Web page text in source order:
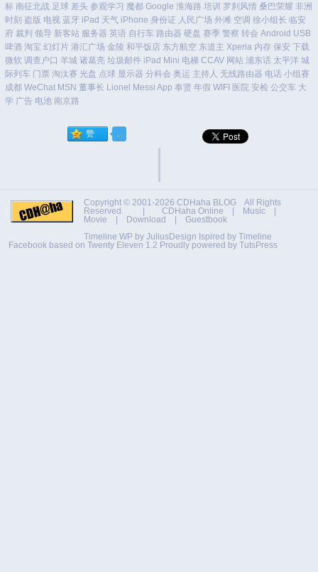
标 南征北战 足球 差头 参观学习 魔都 Google 淮海路 培训 罗刹风情 桑巴荣耀 非洲
时刻 盗版 电视 蓝牙 iPad 天气 iPhone 身份证 人民广场 外滩 空调 徐小组长 临安
府 裁判 领导 新客站 服务器 英语 自行车 路由器 硬盘 赛季 警察 转会 Android USB
啤酒 淘宝 幻灯片 港汇广场 金陵 和平饭店 东方航空 东道主 Xperia 内存 保安 下载
微软 调查户口 羊城 诸葛亮 垃圾邮件 iPad Mini 电梯 CCAV 网站 浦东话 太平洋 城
际列车 门票 淘汰赛 光盘 点球 显示器 分科会 奥运 主持人 无线路由器 电话 小组赛
成都 WeChat MSN 董事长 Lionel Messi App 奉贤 年假 WIFI 医院 安检 公交车 大
学 广告 电池 南京路
Copyright © 2001-2026 CDHaha BLOG All Rights
Reserved. | CDHaha Online | Music |
Movie | Download | Guestbook
Timeline WP by JuliusDesign Ispired by Timeline
Facebook based on Twenty Eleven 1.2 Proudly powered by TutsPress